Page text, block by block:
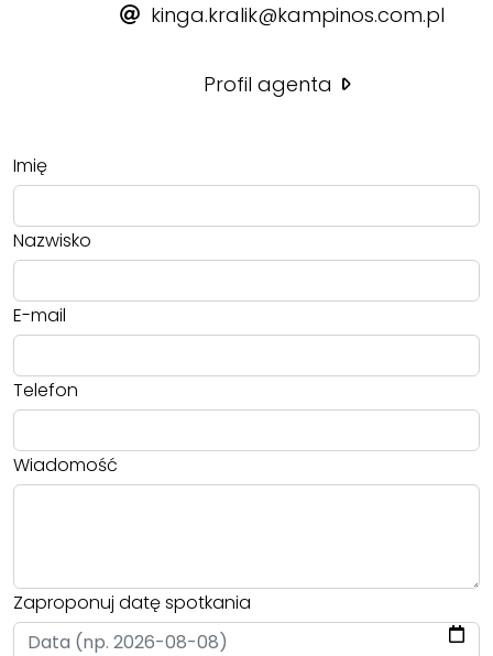
kinga.kralik@kampinos.com.pl
Profil agenta
Imię
Nazwisko
E-mail
Telefon
Wiadomość
Zaproponuj datę spotkania